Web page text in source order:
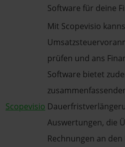
Software für deine
Scopevisio
Mit Scopevisio
prüfen und ans
Software bietet
Auswertungen, die
Rechnungen an